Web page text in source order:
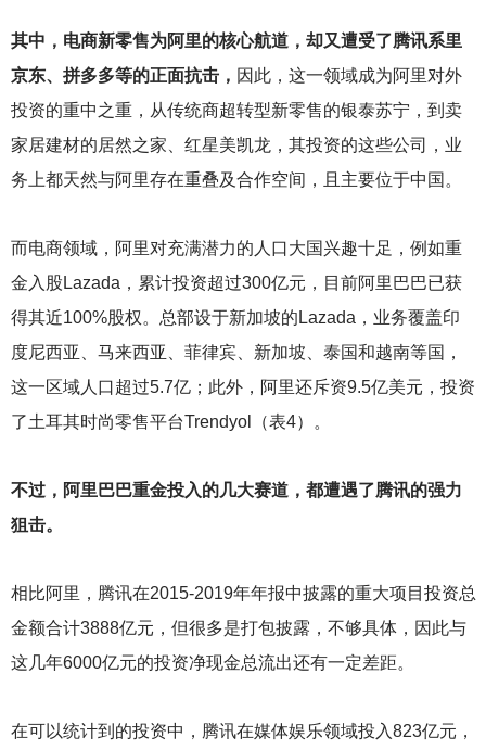
其中，电商新零售为阿里的核心航道，却又遭受了腾讯系里
京东、拼多多等的正面抗击， 因此，这一领域成为阿里对外
投资的重中之重，从传统商超转型新零售的银泰苏宁，到卖
家居建材的居然之家、红星美凯龙，其投资的这些公司，业
务上都天然与阿里存在重叠及合作空间，且主要位于中国。
而电商领域，阿里对充满潜力的人口大国兴趣十足，例如重
金入股Lazada，累计投资超过300亿元，目前阿里巴巴已获
得其近100%股权。总部设于新加坡的Lazada，业务覆盖印
度尼西亚、马来西亚、菲律宾、新加坡、泰国和越南等国，
这一区域人口超过5.7亿；此外，阿里还斥资9.5亿美元，投资
了土耳其时尚零售平台Trendyol（表4）。
不过，阿里巴巴重金投入的几大赛道，都遭遇了腾讯的强力
狙击。
相比阿里，腾讯在2015-2019年年报中披露的重大项目投资总
金额合计3888亿元，但很多是打包披露，不够具体，因此与
这几年6000亿元的投资净现金总流出还有一定差距。
在可以统计到的投资中，腾讯在媒体娱乐领域投入823亿元，